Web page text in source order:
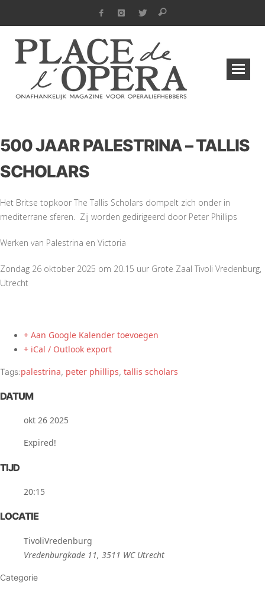
500 JAAR PALESTRINA – TALLIS
SCHOLARS
Het Britse topkoor The Tallis Scholars dompelt zich onder in
mediterrane sferen. Zij worden gedirigeerd door Peter Phillips
Werken van Palestrina en Victoria
Zondag 26 oktober 2025 om 20.15 uur Grote Zaal Tivoli Vredenburg,
Utrecht
+ Aan Google Kalender toevoegen
+ iCal / Outlook export
Tags:palestrina, peter phillips, tallis scholars
DATUM
okt 26 2025
Expired!
TIJD
20:15
LOCATIE
TivoliVredenburg
Vredenburgkade 11, 3511 WC Utrecht
Categorie